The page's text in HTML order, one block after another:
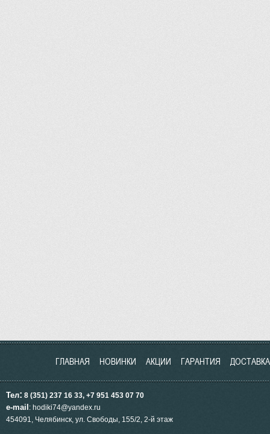
ГЛАВНАЯ НОВИНКИ АКЦИИ ГАРАНТИЯ ДОСТАВКА
Тел: 8 (351) 237 16 33, +7 951 453 07 70
e-mail : hodiki74@yandex.ru
454091, Челябинск, ул. Свободы, 155/2, 2-й этаж